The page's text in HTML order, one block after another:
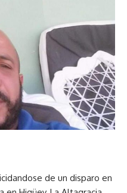
de un disparo en